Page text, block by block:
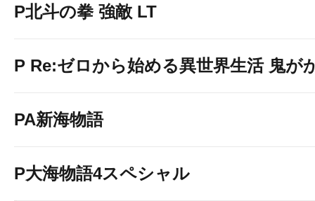
P北斗の拳 強敵 LT
P Re:ゼロから始める異世界生活 鬼が
PA新海物語
P大海物語4スペシャル